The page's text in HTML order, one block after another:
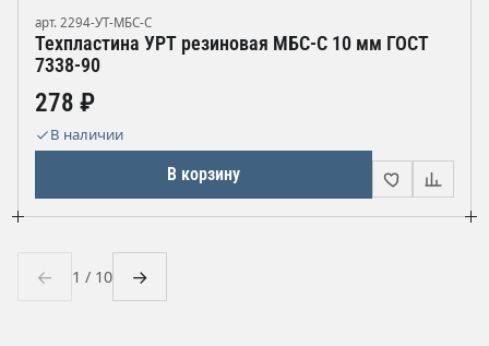
арт. 2294-УТ-МБС-С
Техпластина УРТ резиновая МБС-С 10 мм ГОСТ
7338-90
278 ₽
В наличии
В корзину
← 1 / 10 →